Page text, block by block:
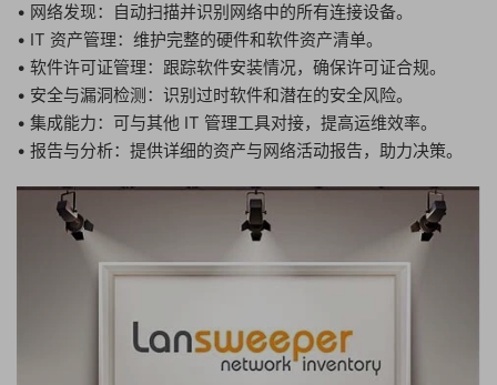
• 网络发现：自动扫描并识别网络中的所有连接设备。
• IT 资产管理：维护完整的硬件和软件资产清单。
• 软件许可证管理：跟踪软件安装情况，确保许可证合规。
• 安全与漏洞检测：识别过时软件和潜在的安全风险。
• 集成能力：可与其他 IT 管理工具对接，提高运维效率。
• 报告与分析：提供详细的资产与网络活动报告，助力决策。